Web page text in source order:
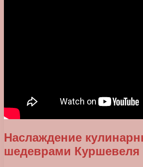
Наслаждение
шедеврами Куршевеля